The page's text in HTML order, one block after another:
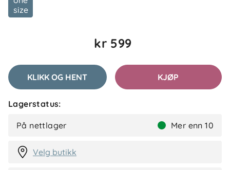
size
kr 599
KLIKK OG HENT KJØP
Lagerstatus:
På nettlager Mer enn 10
Velg butikk
Anmeldelser (1)
GL